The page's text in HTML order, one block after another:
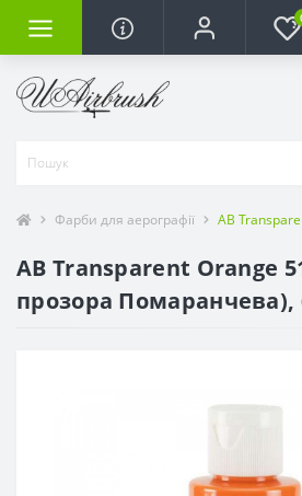
Фарби для аерографії AB
AB Transparent Orange
прозора Помаранчева),